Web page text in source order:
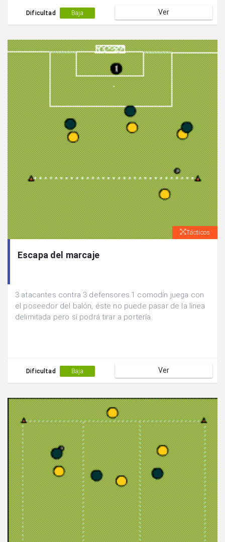
Dificultad Baja Ver
Tácticos
Escapa del marcaje
3 atacantes contra 3 defensores.1 comodín juega con
el poseedor del balón, éste no puede pasar de la línea
delimitada pero sí podrá tirar a portería.
Dificultad Baja Ver